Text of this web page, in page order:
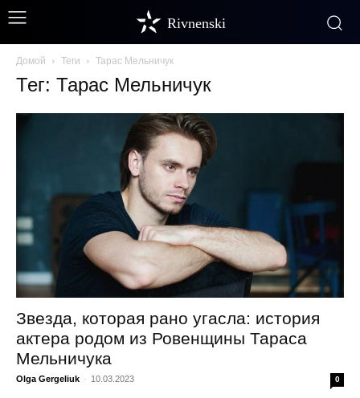
Rivnenski
Домой Теги Тарас Мельничук
Тег: Тарас Мельничук
Звезда, которая рано угасла: история
актера родом из Ровенщины Тараса
Мельничука
Olga Gergeliuk - 10.03.2023 0